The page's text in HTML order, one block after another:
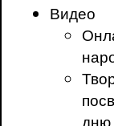
Видео
дню